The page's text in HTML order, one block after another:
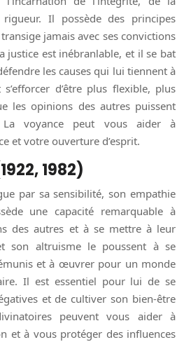
Il possède des principes
jamais avec ses convictions
justice est inébranlable, et il se bat
les causes qui lui tiennent à
d’être plus flexible, plus
les opinions des autres puissent
La voyance peut vous aider à
et votre ouverture d’esprit.
1982)
par sa sensibilité, son empathie
une capacité remarquable à
des autres et à se mettre à leur
son altruisme le poussent à se
et à œuvrer pour un monde
Il est essentiel pour lui de se
et de cultiver son bien-être
peuvent vous aider à
et à vous protéger des influences